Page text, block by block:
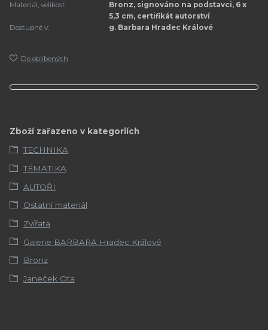
Materiál, velikost:
Bronz, signováno na podstavci, 6 x
5,3 cm, certifikát autorství
Dostupné v:
g. Barbara Hradec Králové
Do oblíbených
Zboží zařazeno v kategoriích
TECHNIKA
TÉMATIKA
AUTOŘI
Ostatní materiál
Zvířata
Galerie BARBARA Hradec Králové
Bronz
Janeček Ota